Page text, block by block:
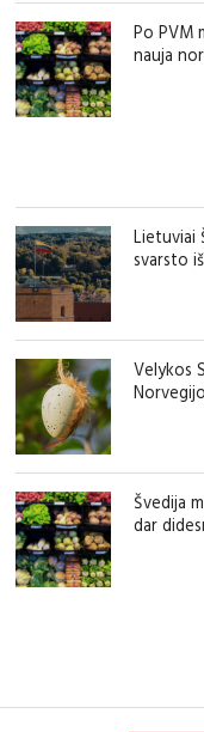
Po PVM
nauja
Lietuviai
svarsto
Velykos
Švedija
dar